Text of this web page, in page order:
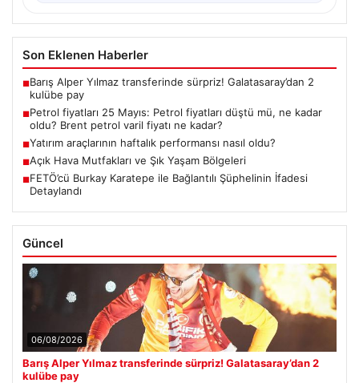
Son Eklenen Haberler
■Barış Alper Yılmaz transferinde sürpriz! Galatasaray’dan 2
kulübe pay
■Petrol fiyatları 25 Mayıs: Petrol fiyatları düştü mü, ne kadar
oldu? Brent petrol varil fiyatı ne kadar?
■Yatırım araçlarının haftalık performansı nasıl oldu?
■Açık Hava Mutfakları ve Şık Yaşam Bölgeleri
■FETÖ’cü Burkay Karatepe ile Bağlantılı Şüphelinin İfadesi
Detaylandı
Güncel
06/08/2026
Barış Alper Yılmaz transferinde sürpriz! Galatasaray’dan 2
kulübe pay